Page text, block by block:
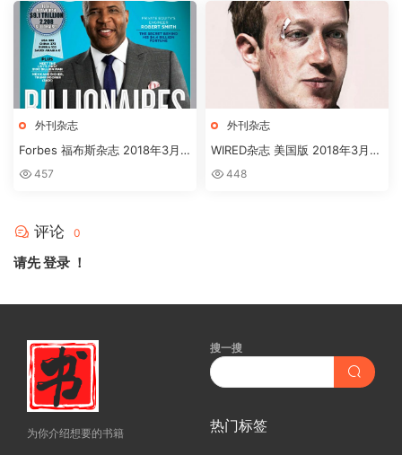
外刊杂志
Forbes 福布斯杂志 2018年3月
刊下载
457
外刊杂志
WIRED杂志 美国版 2018年3月刊
高清英文版订阅下载
448
评论 0
请先登录 ！
为你介绍想要的书籍
搜一搜
热门标签